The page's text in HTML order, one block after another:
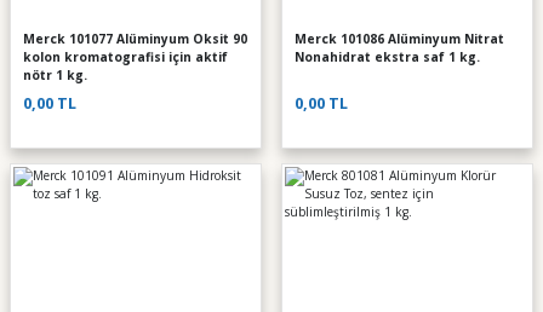
Merck 101077 Alüminyum Oksit 90
kolon kromatografisi için aktif
nötr 1 kg.
0,00 TL
Merck 101086 Alüminyum Nitrat
Nonahidrat ekstra saf 1 kg.
0,00 TL